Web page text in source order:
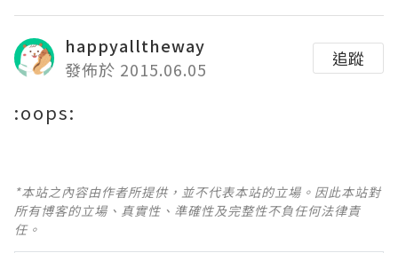
happyalltheway
發佈於 2015.06.05
追蹤
:oops:
*本站之內容由作者所提供，並不代表本站的立場。因此本站對
所有博客的立場、真實性、準確性及完整性不負任何法律責
任。